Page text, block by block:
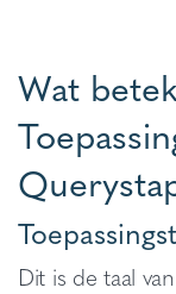
Wat
Dit is de taal